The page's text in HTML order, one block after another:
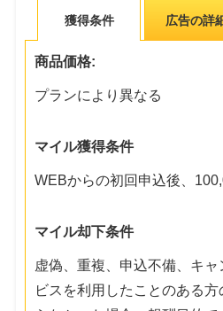
獲得条件 広告の詳
商品価格:
プランにより異なる
マイル獲得条件
WEBからの初回申込後、
マイル却下条件
虚偽、重複、申込不備、キ
ビスを利用したことのある